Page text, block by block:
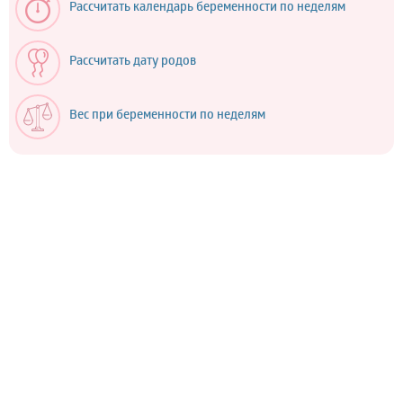
Рассчитать календарь беременности по неделям
Рассчитать дату родов
Вес при беременности по неделям